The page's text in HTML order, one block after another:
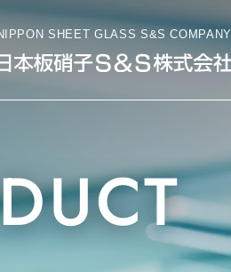
SHEET GLASS S&S COMPANY